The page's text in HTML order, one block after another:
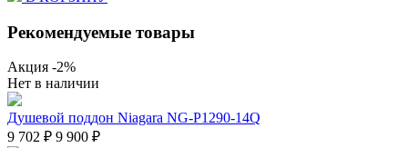
Рекомендуемые товары
Акция -2%
Нет в наличии
Душевой поддон Niagara NG-P1290-14Q
9 702 ₽ 9 900 ₽